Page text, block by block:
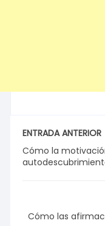
ENTRADA ANTERIOR
Cómo la
Cómo las